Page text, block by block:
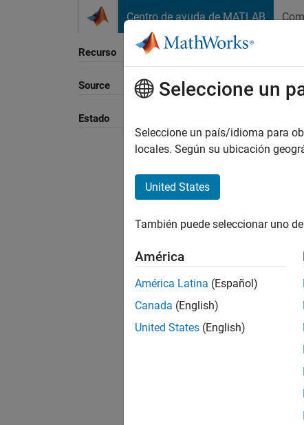
Centro de ayuda de MATLAB
Recurso
Source
Estado
Seleccione un
Seleccione un país/idioma para
locales. Según su ubicación
United States
También puede seleccionar uno
América
América Latina (Español)
Canada (English)
United States (English)